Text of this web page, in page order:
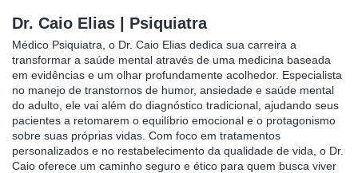
Dr. Caio Elias | Psiquiatra
Médico Psiquiatra, o Dr. Caio Elias dedica sua carreira a
transformar a saúde mental através de uma medicina baseada
em evidências e um olhar profundamente acolhedor. Especialista
no manejo de transtornos de humor, ansiedade e saúde mental
do adulto, ele vai além do diagnóstico tradicional, ajudando seus
pacientes a retomarem o equilíbrio emocional e o protagonismo
sobre suas próprias vidas. Com foco em tratamentos
personalizados e no restabelecimento da qualidade de vida, o Dr.
Caio oferece um caminho seguro e ético para quem busca viver